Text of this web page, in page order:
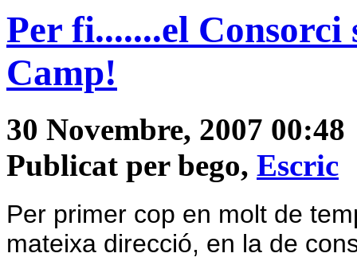
Per fi.......el Consorci
Camp!
30 Novembre, 2007 00:48
Publicat per bego, Escric
Per primer cop en molt de
mateixa direcció, en la de